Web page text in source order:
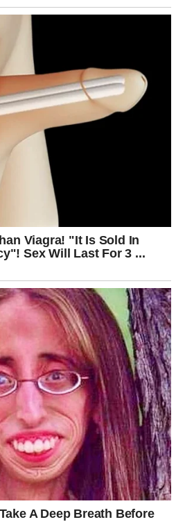
osetiće veliko olakšanje
potvrditi da pravda ipak postoji.
kada će moći da podignu
a taj trenutak sada dolazi.